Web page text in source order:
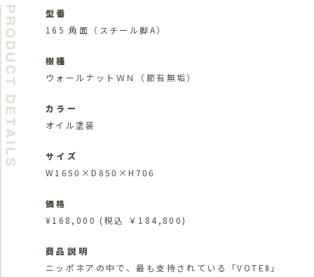
型番
165 角面（スチール脚A）
樹種
ウォールナットＷＮ（節有無垢）
カラー
オイル塗装
サイズ
W1650×D850×H706
価格
¥168,000 (税込 ￥184,800)
商品説明
ニッポネアの中で、最も支持されている「VOTEⅡ」